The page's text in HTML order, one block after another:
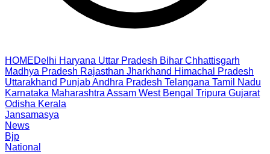
HOMEDelhi Haryana Uttar Pradesh Bihar Chhattisgarh
Madhya Pradesh Rajasthan Jharkhand Himachal Pradesh
Uttarakhand PunjabAndhra Pradesh Telangana Tamil Nadu
Karnataka Maharashtra Assam West Bengal Tripura Gujarat
Odisha Kerala
Jansamasya
News
Bjp
National